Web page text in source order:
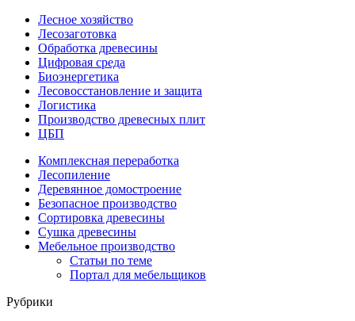
Лесное хозяйство
Лесозаготовка
Обработка древесины
Цифровая среда
Биоэнергетика
Лесовосстановление и защита
Логистика
Производство древесных плит
ЦБП
Комплексная переработка
Лесопиление
Деревянное домостроение
Безопасное производство
Сортировка древесины
Сушка древесины
Мебельное производство
Статьи по теме
Портал для мебельщиков
Рубрики